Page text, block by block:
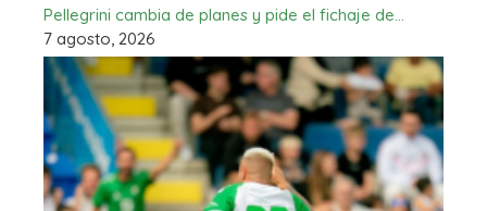
Pellegrini cambia de planes y pide el fichaje de…
7 agosto, 2026